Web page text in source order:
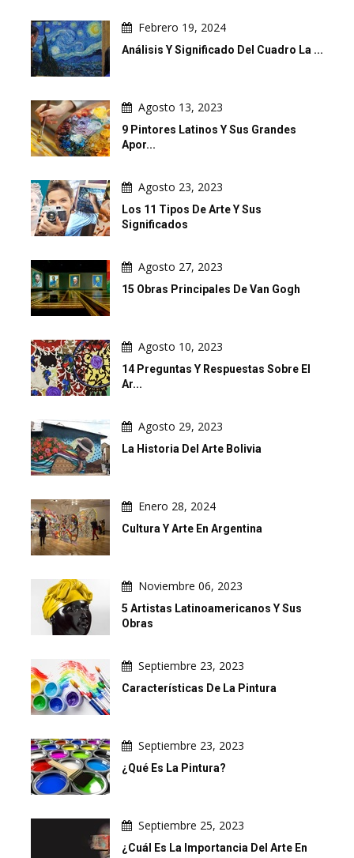
Febrero 19, 2024
Análisis Y Significado Del Cuadro La ...
Agosto 13, 2023
9 Pintores Latinos Y Sus Grandes
Apor...
Agosto 23, 2023
Los 11 Tipos De Arte Y Sus
Significados
Agosto 27, 2023
15 Obras Principales De Van Gogh
Agosto 10, 2023
14 Preguntas Y Respuestas Sobre El
Ar...
Agosto 29, 2023
La Historia Del Arte Bolivia
Enero 28, 2024
Cultura Y Arte En Argentina
Noviembre 06, 2023
5 Artistas Latinoamericanos Y Sus
Obras
Septiembre 23, 2023
Características De La Pintura
Septiembre 23, 2023
¿Qué Es La Pintura?
Septiembre 25, 2023
¿Cuál Es La Importancia Del Arte En